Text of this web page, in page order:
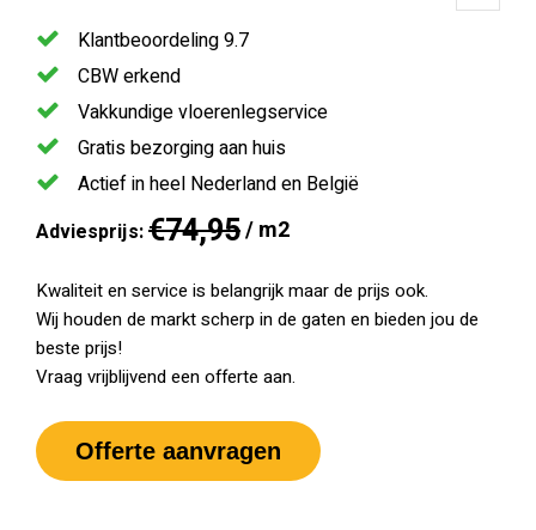
Klantbeoordeling 9.7
CBW erkend
Vakkundige vloerenlegservice
Gratis bezorging aan huis
Actief in heel Nederland en België
Adviesprijs:€74,95/ m2
Kwaliteit en service is belangrijk maar de prijs ook.
Wij houden de markt scherp in de gaten en bieden jou de
beste prijs!
Vraag vrijblijvend een offerte aan.
Offerte aanvragen